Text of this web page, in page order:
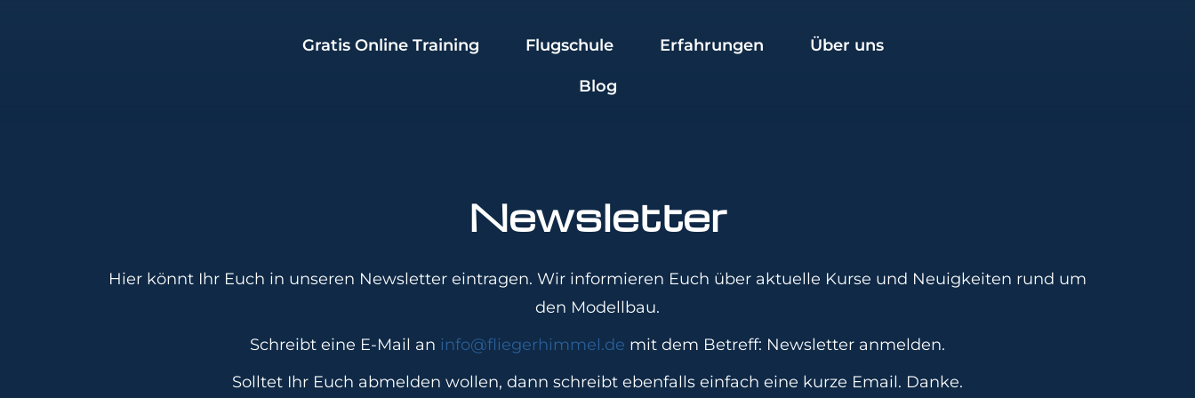
Gratis Online Training Flugschule Erfahrungen Über uns
Blog
Newsletter
Hier könnt Ihr Euch in unseren Newsletter eintragen. Wir informieren Euch über aktuelle Kurse und Neuigkeiten rund um
den Modellbau.
Schreibt eine E-Mail an info@fliegerhimmel.de mit dem Betreff: Newsletter anmelden.
Solltet Ihr Euch abmelden wollen, dann schreibt ebenfalls einfach eine kurze Email. Danke.